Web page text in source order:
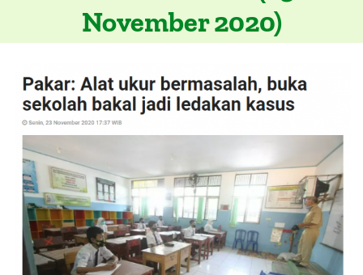
Presentasi
About Me
November 2020)